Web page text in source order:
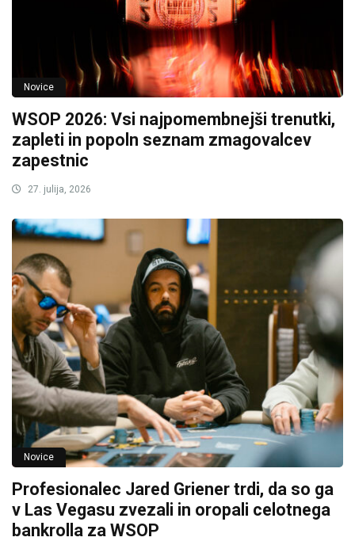
Novice
WSOP 2026: Vsi najpomembnejši trenutki,
zapleti in popoln seznam zmagovalcev
zapestnic
27. julija, 2026
Novice
Profesionalec Jared Griener trdi, da so ga
v Las Vegasu zvezali in oropali celotnega
bankrolla za WSOP